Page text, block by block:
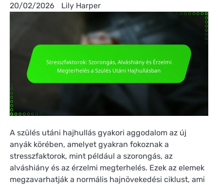
20/02/2026 Lily Harper
A szülés utáni hajhullás gyakori aggodalom az új
anyák körében, amelyet gyakran fokoznak a
stresszfaktorok, mint például a szorongás, az
alváshiány és az érzelmi megterhelés. Ezek az elemek
megzavarhatják a normális hajnövekedési ciklust, ami